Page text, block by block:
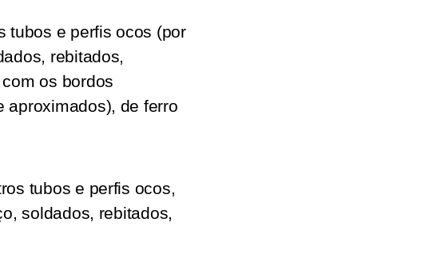
tubos e perfis ocos (por
rebitados,
os bordos
aproximados), de ferro
tubos e perfis ocos,
soldados, rebitados,